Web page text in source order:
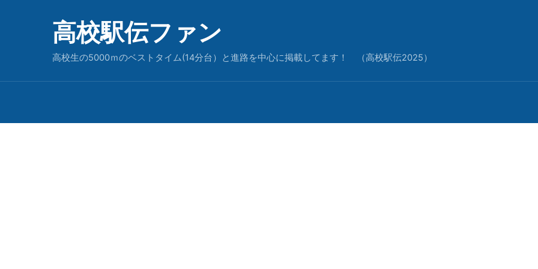
高校駅伝ファン
高校生の5000ｍのベストタイム(14分台）と進路を中心に掲載してます！ （高校駅伝2025）